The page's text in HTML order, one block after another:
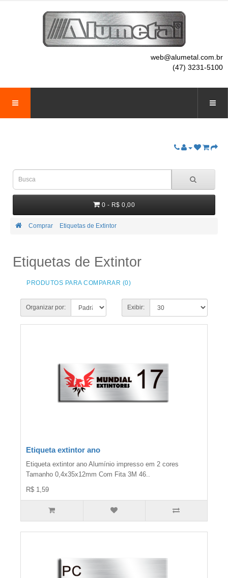
web@alumetal.com.br
(47) 3231-5100
0 - R$ 0,00
Comprar Etiquetas de Extintor
Etiquetas de Extintor
PRODUTOS PARA COMPARAR (0)
Organizar por: Exibir:
Etiqueta extintor ano
Etiqueta extintor ano Alumínio impresso em 2 cores
Tamanho 0,4x35x12mm Com Fita 3M 46..
R$ 1,59